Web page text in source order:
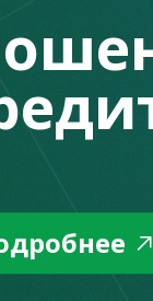
января
2022 года
в 70 тыс.
– физлиц
бирже
дохода, то